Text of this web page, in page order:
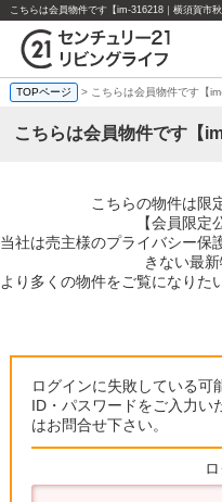
TOPページ > こちらは会員物件です【
こちらは会員物件です【
こちらの物件は限
【会員限定
当社は売主様のプライバシー保
きない最
より多くの物件をご覧になりた
ログインに失敗している可
ID・パスワードをご入力い
はお問合せ下さい。